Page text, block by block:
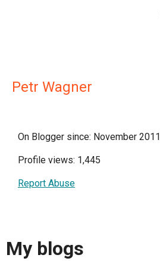
Petr Wagner
On Blogger since: November 2011
Profile views: 1,445
Report Abuse
My blogs